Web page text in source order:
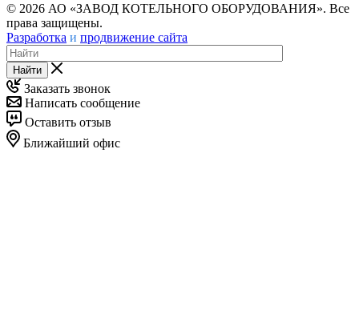
© 2026 АО «ЗАВОД КОТЕЛЬНОГО ОБОРУДОВАНИЯ». Все
права защищены.
Разработка и продвижение сайта
Найти
Заказать звонок
Написать сообщение
Оставить отзыв
Ближайший офис